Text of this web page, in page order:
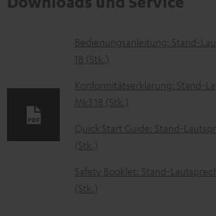
D
o
k
u
m
e
n
t
Bedienungsanleitung: Stand-
18 (Stk.)
Konformitätserklärung: Stand-
Mk3 18 (Stk.)
Quick Start Guide: Stand-
(Stk.)
Safety Booklet: Stand-
(Stk.)